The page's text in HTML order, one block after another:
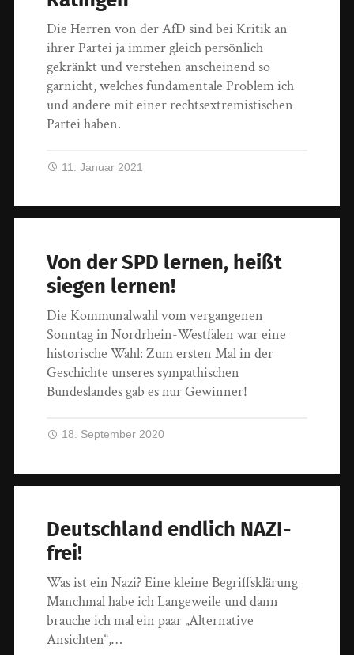
Die Herren von der AfD sind bei Kritik an
ihrer Partei ja immer gleich persönlich
gekränkt und verstehen anscheinend so
garnicht, welches fundamentale Problem ich
und andere mit einer rechtsextremistischen
Partei haben.
11. Januar 2021
Von der SPD lernen, heißt
siegen lernen!
Die Kommunalwahl vom vergangenen
Sonntag in Nordrhein-Westfalen war eine
historische Wahl: Zum ersten Mal in der
Geschichte unseres sympathischen
Bundeslandes gab es nur Gewinner!
18. September 2020
Deutschland endlich NAZI-
frei!
Was ist ein Nazi? Eine kleine Begriffsklärung
Manchmal habe ich Langeweile und dann
brauche ich mal ein paar „Alternative
Ansichten“,…